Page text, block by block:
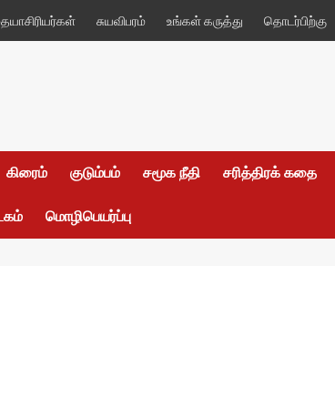
சுயவிபரம் உங்கள் கருத்து தொடர்பிற்கு
கிரைம் குடும்பம் சமூக நீதி சரித்திரக் கதை
மொழிபெயர்ப்பு